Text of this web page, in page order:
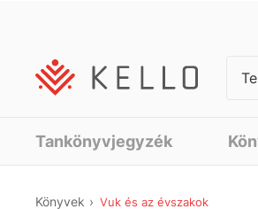
Tankönyvjegyzék
Könyvek Vuk és az évszakok